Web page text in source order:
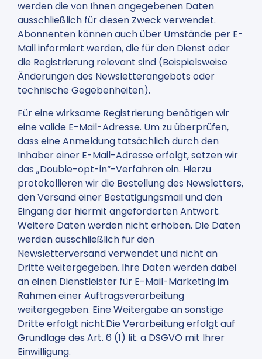
werden die von Ihnen angegebenen Daten
ausschließlich für diesen Zweck verwendet.
Abonnenten können auch über Umstände per E-
Mail informiert werden, die für den Dienst oder
die Registrierung relevant sind (Beispielsweise
Änderungen des Newsletterangebots oder
technische Gegebenheiten).
Für eine wirksame Registrierung benötigen wir
eine valide E-Mail-Adresse. Um zu überprüfen,
dass eine Anmeldung tatsächlich durch den
Inhaber einer E-Mail-Adresse erfolgt, setzen wir
das „Double-opt-in“-Verfahren ein. Hierzu
protokollieren wir die Bestellung des Newsletters,
den Versand einer Bestätigungsmail und den
Eingang der hiermit angeforderten Antwort.
Weitere Daten werden nicht erhoben. Die Daten
werden ausschließlich für den
Newsletterversand verwendet und nicht an
Dritte weitergegeben. Ihre Daten werden dabei
an einen Dienstleister für E-Mail-Marketing im
Rahmen einer Auftragsverarbeitung
weitergegeben. Eine Weitergabe an sonstige
Dritte erfolgt nicht.Die Verarbeitung erfolgt auf
Grundlage des Art. 6 (1) lit. a DSGVO mit Ihrer
Einwilligung.